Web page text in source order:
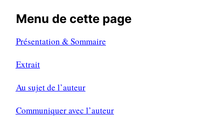
Menu de cette page
Présentation & Sommaire
Extrait
Au sujet de l’auteur
Communiquer avec l’auteur